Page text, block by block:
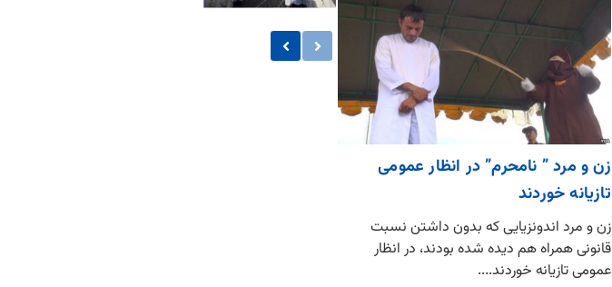
زن و مرد ” نامحرم” در انظار عمومی
تازیانه خوردند
زن و مرد اندونزیایی که بدون داشتن نسبت
قانونی همراه هم دیده شده بودند، در انظار
عمومی تازیانه خوردند....